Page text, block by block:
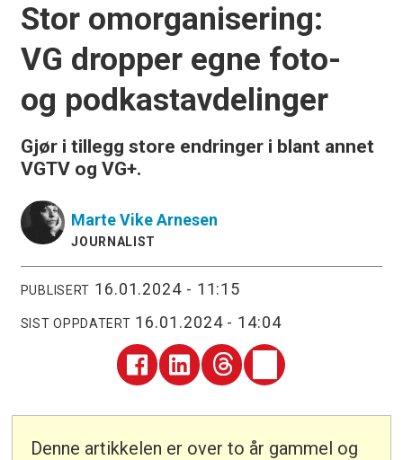
Stor omorganisering:
VG dropper egne foto-
og podkastavdelinger
Gjør i tillegg store endringer i blant annet
VGTV og VG+.
Marte VikeArnesen
JOURNALIST
PUBLISERT 16.01.2024 - 11:15
SIST OPPDATERT 16.01.2024 - 14:04
Denne artikkelen er over to år gammel og